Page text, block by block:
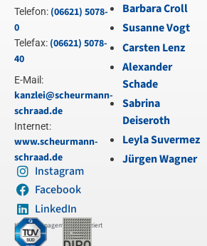
Telefon: (06621) 5078-
0
Telefax: (06621) 5078-
40
E-Mail:
kanzlei@scheurmann-
schraad.de
Internet:
www.scheurmann-
schraad.de
Instagram
Facebook
LinkedIn
Kanzleimanagement zertifiziert
Barbara Croll
Susanne Vogt
Carsten Lenz
Alexander
Schade
Sabrina
Deiseroth
Leyla Suvermez
Jürgen Wagner